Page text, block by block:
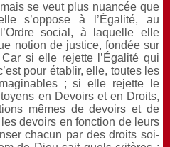
se veut plus nuancée que
s’oppose à l’Égalité, au
social, à laquelle elle
notion de justice, fondée sur
Car si elle rejette l’Égalité qui
pour établir, elle, toutes les
; si elle rejette le
en Devoirs et en Droits,
mêmes de devoirs et de
devoirs en fonction de leurs
chacun par des droits soi-